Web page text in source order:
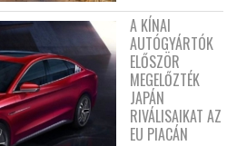
A KÍNAI
AUTÓGYÁRTÓK
ELŐSZÖR
MEGELŐZTÉK
JAPÁN
RIVÁLISAIKAT AZ
EU PIACÁN